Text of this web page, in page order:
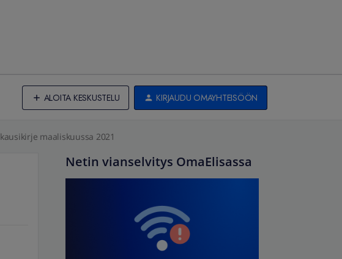
ALOITA KESKUSTELU KIRJAUDU OMAYHTEISÖÖN
maaliskuussa 2021
Netin vianselvitys OmaElisassa